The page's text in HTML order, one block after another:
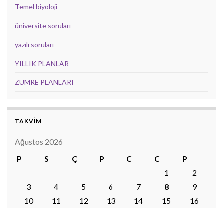
Temel biyoloji
üniversite soruları
yazılı soruları
YILLIK PLANLAR
ZÜMRE PLANLARI
TAKVİM
Ağustos 2026
P
S Ç P C C
P
1
2
3
4 5 6 7 8
9
10
11 12 13 14 15
16